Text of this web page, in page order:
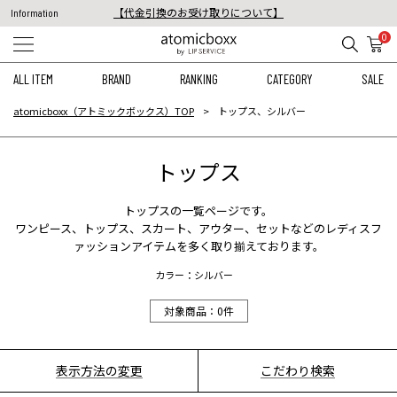
Information
【代金引換のお受け取りについて】
税込11,000円以上のご注文で送料無料！
0
ALL ITEM BRAND RANKING CATEGORY SALE
atomicboxx（アトミックボックス）TOP トップス、シルバー
トップス
トップスの一覧ページです。
ワンピース、 トップス、 スカート、 アウター、 セットなどのレディスフ
ァッションアイテムを多く取り揃えております。
カラー：シルバー
対象商品： 0件
表示方法の変更 こだわり検索